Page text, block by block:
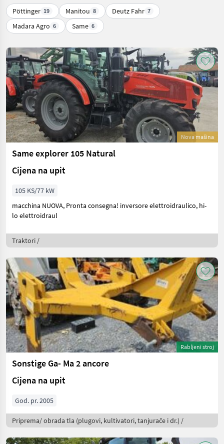
Pöttinger 19 Manitou 8 Deutz Fahr 7
Madara Agro 6 Same 6
Nova mašina
Same explorer 105 Natural
Cijena na upit
105 KS/77 kW
macchina NUOVA, Pronta consegna! inversore elettroidraulico, hi-
lo elettroidraul
Traktori /
Rabljeni stroj
Sonstige Ga- Ma 2 ancore
Cijena na upit
God. pr. 2005
Priprema/ obrada tla (plugovi, kultivatori, tanjurače i dr.) /